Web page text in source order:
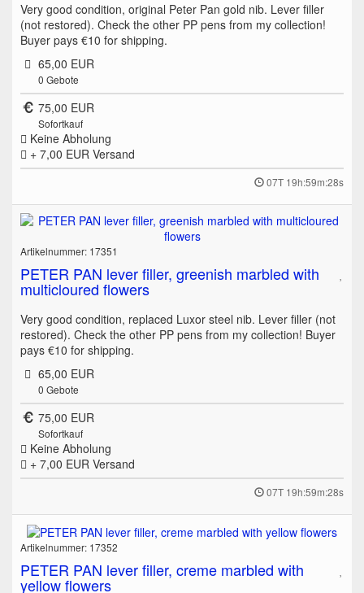
Very good condition, original Peter Pan gold nib. Lever filler
(not restored). Check the other PP pens from my collection!
Buyer pays €10 for shipping.
65,00 EUR
0 Gebote
75,00 EUR
Sofortkauf
Keine Abholung
+ 7,00 EUR Versand
07T 19h:59m:28s
Artikelnummer: 17351
PETER PAN lever filler, greenish marbled with
multicloured flowers
Very good condition, replaced Luxor steel nib. Lever filler (not
restored). Check the other PP pens from my collection! Buyer
pays €10 for shipping.
65,00 EUR
0 Gebote
75,00 EUR
Sofortkauf
Keine Abholung
+ 7,00 EUR Versand
07T 19h:59m:28s
Artikelnummer: 17352
PETER PAN lever filler, creme marbled with
yellow flowers